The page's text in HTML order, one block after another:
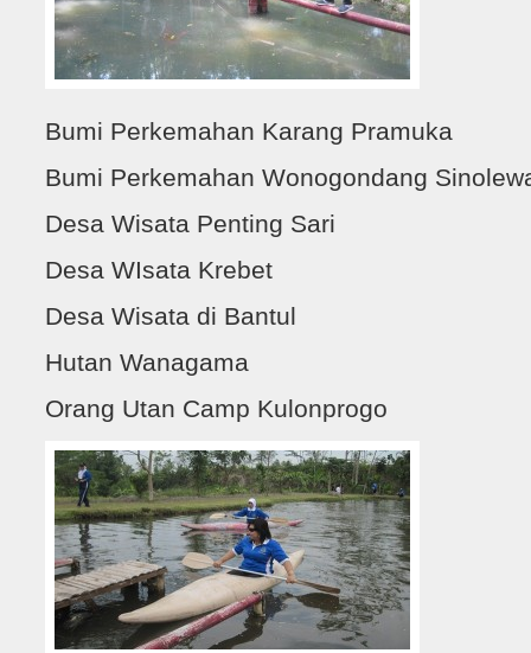
Bumi Perkemahan Karang Pramuka
Bumi Perkemahan Wonogondang
Desa Wisata Penting Sari
Desa WIsata Krebet
Desa Wisata di Bantul
Hutan Wanagama
Orang Utan Camp Kulonprogo